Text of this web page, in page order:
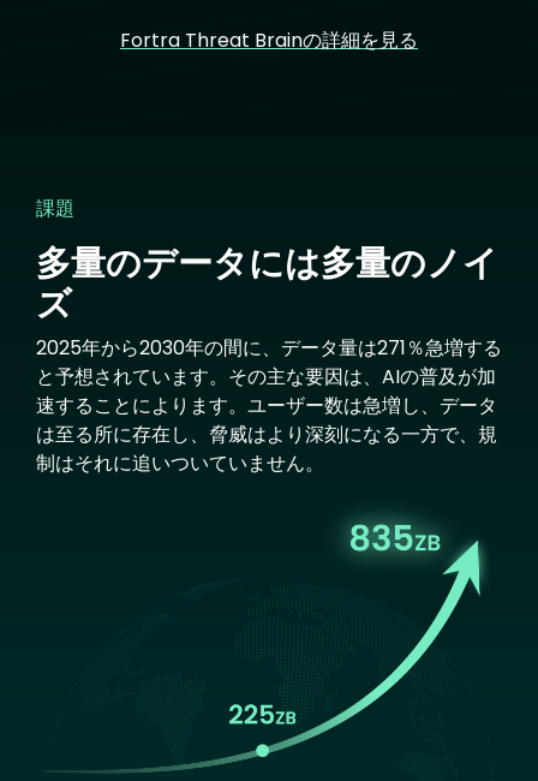
Fortra Threat Brainの詳細を見る
課題
多量のデータには多量のノイ
ズ
2025年から2030年の間に、データ量は271％急増する
と予想されています。その主な要因は、AIの普及が加
速することによります。ユーザー数は急増し、データ
は至る所に存在し、脅威はより深刻になる一方で、規
制はそれに追いついていません。